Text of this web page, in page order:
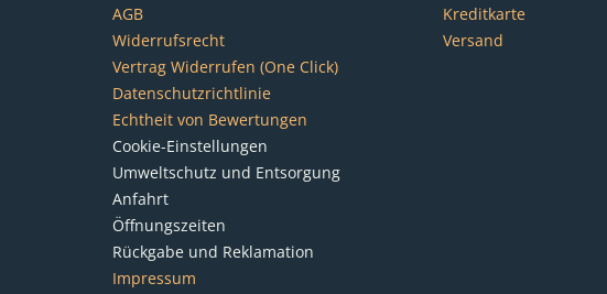
AGB
Widerrufsrecht
Vertrag Widerrufen (One Click)
Datenschutzrichtlinie
Echtheit von Bewertungen
Cookie-Einstellungen
Umweltschutz und Entsorgung
Anfahrt
Öffnungszeiten
Rückgabe und Reklamation
Impressum
Kreditkarte
Versand